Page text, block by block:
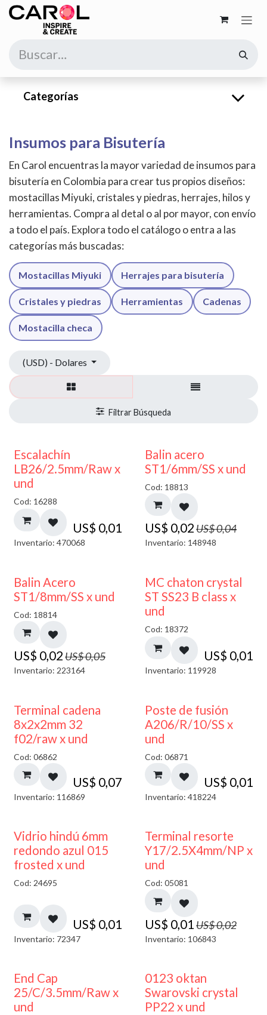
Ir al contenido
Categorías
Insumos para Bisutería
En Carol encuentras la mayor variedad de insumos para
bisutería en Colombia para crear tus propios diseños:
mostacillas Miyuki, cristales y piedras, herrajes, hilos y
herramientas. Compra al detal o al por mayor, con envío
a todo el país. Explora todo el catálogo o entra a las
categorías más buscadas:
Mostacillas Miyuki Herrajes para bisutería
Cristales y piedras Herramientas Cadenas
Mostacilla checa
(USD) - Dolares
Escalachín
LB26/2.5mm/Raw x
und
Cod: 16288
US$ 0,01
Inventario: 470068
50% DESCUENTO
Balin acero
ST1/6mm/SS x und
Cod: 18813
US$ 0,02US$0,04
Inventario: 148948
50% DESCUENTO
Balin Acero
ST1/8mm/SS x und
Cod: 18814
US$ 0,02US$0,05
Inventario: 223164
MC chaton crystal
ST SS23 B class x
und
Cod: 18372
US$ 0,01
Inventario: 119928
Terminal cadena
8x2x2mm 32
f02/raw x und
Cod: 06862
US$ 0,07
Inventario: 116869
Poste de fusión
A206/R/10/SS x
und
Cod: 06871
US$ 0,01
Inventario: 418224
40% DESCUENTO
Vidrio hindú 6mm
redondo azul 015
frosted x und
Cod: 24695
US$ 0,01
Inventario: 72347
50% DESCUENTO
Terminal resorte
Y17/2.5X4mm/NP x
und
Cod: 05081
US$ 0,01 US$0,02
Inventario: 106843
End Cap
25/C/3.5mm/Raw x
und
0123 oktan
Swarovski crystal
PP22 x und